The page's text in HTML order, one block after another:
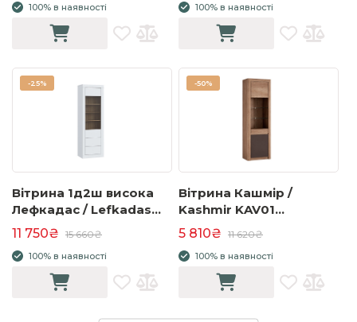
100% в наявності 100% в наявності
-25%
Вітрина 1д2ш висока
Лефкадас / Lefkadas
LFKV711
11 750₴ 15 660₴
100% в наявності
-50%
Вітрина Кашмір /
Kashmir KAV01
каньйон/коричневий
5 810₴ 11 620₴
100% в наявності